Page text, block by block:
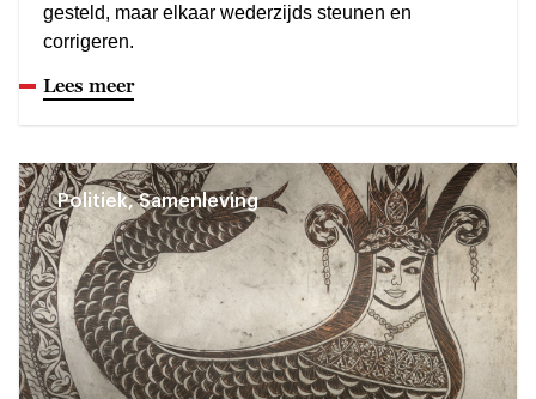
gesteld, maar elkaar wederzijds steunen en
corrigeren.
Lees meer
Politiek, Samenleving